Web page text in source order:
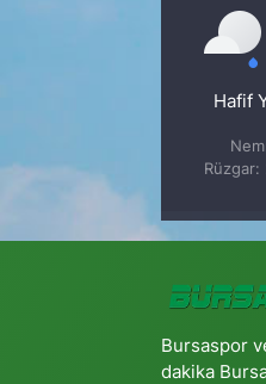
Hafif
Bursaspor
dakika